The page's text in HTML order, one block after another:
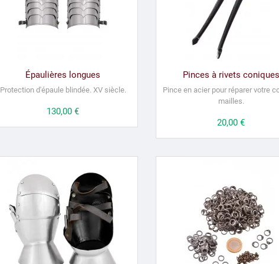
Épaulières longues
Protection d'épaule blindée. XV siècle.
Prix
130,00 €
Pinces à rivets coniques
Pince en acier pour réparer votre
mailles.
Prix
20,00 €